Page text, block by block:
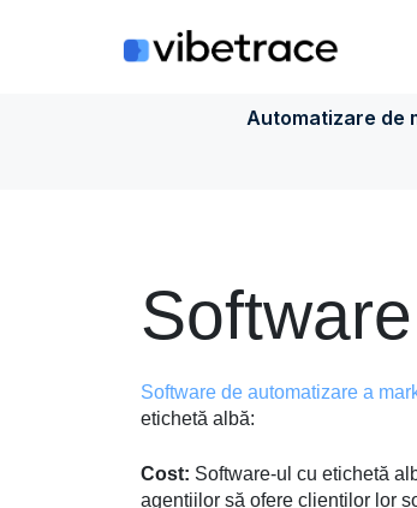
Automatizare de
Software de automatizare a
etichetă albă:
Cost: Software-ul cu etichetă
agențiilor să ofere clienților lor